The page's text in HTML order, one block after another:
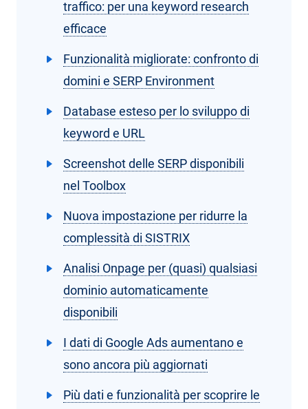
traffico: per una keyword research
efficace
Funzionalità migliorate: confronto di
domini e SERP Environment
Database esteso per lo sviluppo di
keyword e URL
Screenshot delle SERP disponibili
nel Toolbox
Nuova impostazione per ridurre la
complessità di SISTRIX
Analisi Onpage per (quasi) qualsiasi
dominio automaticamente
disponibili
I dati di Google Ads aumentano e
sono ancora più aggiornati
Più dati e funzionalità per scoprire le